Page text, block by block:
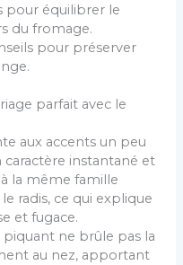
pour équilibrer le
du fromage.
pour préserver
parfait avec le
aux accents un peu
caractère instantané et
la même famille
radis, ce qui explique
et fugace.
ne brûle pas la
au nez, apportant